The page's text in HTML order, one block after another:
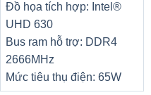
Đồ họa tích hợp: Intel®
UHD 630
Bus ram hỗ trợ: DDR4
2666MHz
Mức tiêu thụ điện: 65W